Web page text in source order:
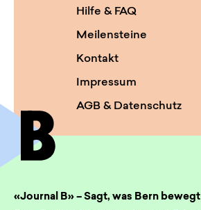
Hilfe & FAQ
Meilensteine
Kontakt
Impressum
AGB & Datenschutz
«Journal B» – Sagt, was Bern bewegt